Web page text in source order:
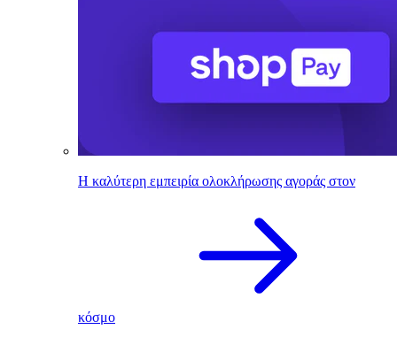
Η καλύτερη εμπειρία ολοκλήρωσης αγοράς στον
κόσμο